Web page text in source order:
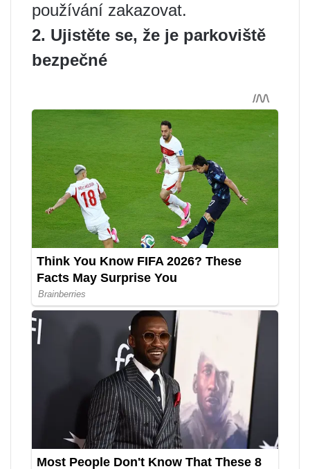
používání zakazovat.
2. Ujistěte se, že je parkoviště
bezpečné